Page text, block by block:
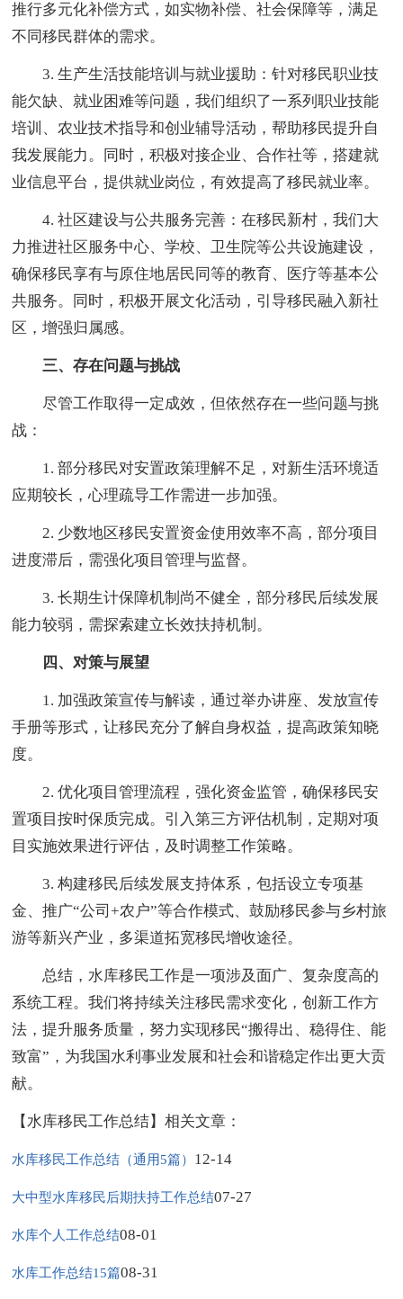
推行多元化补偿方式，如实物补偿、社会保障等，满足
不同移民群体的需求。
3. 生产生活技能培训与就业援助：针对移民职业技
能欠缺、就业困难等问题，我们组织了一系列职业技能
培训、农业技术指导和创业辅导活动，帮助移民提升自
我发展能力。同时，积极对接企业、合作社等，搭建就
业信息平台，提供就业岗位，有效提高了移民就业率。
4. 社区建设与公共服务完善：在移民新村，我们大
力推进社区服务中心、学校、卫生院等公共设施建设，
确保移民享有与原住地居民同等的教育、医疗等基本公
共服务。同时，积极开展文化活动，引导移民融入新社
区，增强归属感。
三、存在问题与挑战
尽管工作取得一定成效，但依然存在一些问题与挑
战：
1. 部分移民对安置政策理解不足，对新生活环境适
应期较长，心理疏导工作需进一步加强。
2. 少数地区移民安置资金使用效率不高，部分项目
进度滞后，需强化项目管理与监督。
3. 长期生计保障机制尚不健全，部分移民后续发展
能力较弱，需探索建立长效扶持机制。
四、对策与展望
1. 加强政策宣传与解读，通过举办讲座、发放宣传
手册等形式，让移民充分了解自身权益，提高政策知晓
度。
2. 优化项目管理流程，强化资金监管，确保移民安
置项目按时保质完成。引入第三方评估机制，定期对项
目实施效果进行评估，及时调整工作策略。
3. 构建移民后续发展支持体系，包括设立专项基
金、推广“公司+农户”等合作模式、鼓励移民参与乡村旅
游等新兴产业，多渠道拓宽移民增收途径。
总结，水库移民工作是一项涉及面广、复杂度高的
系统工程。我们将持续关注移民需求变化，创新工作方
法，提升服务质量，努力实现移民“搬得出、稳得住、能
致富”，为我国水利事业发展和社会和谐稳定作出更大贡
献。
【水库移民工作总结】相关文章：
水库移民工作总结（通用5篇） 12-14
大中型水库移民后期扶持工作总结07-27
水库个人工作总结08-01
水库工作总结15篇08-31